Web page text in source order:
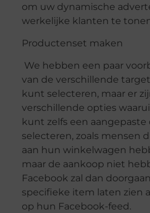
om uw dynamische
werkelijke klanten te
Productenset maken
We hebben een paar
van de verschillende
kunt selecteren, maar er
verschillende opties
kunt zelfs een
selecteren, zoals mensen
aan hun winkelwagen
maar de aankoop niet
Facebook zal dan
specifieke item laten zien
op hun Facebook-feed.